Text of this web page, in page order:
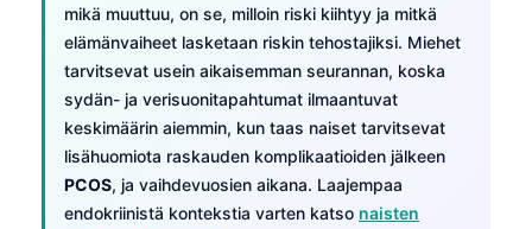
mikä muuttuu, on se, milloin riski kiihtyy ja mitkä
elämänvaiheet lasketaan riskin tehostajiksi. Miehet
tarvitsevat usein aikaisemman seurannan, koska
sydän- ja verisuonitapahtumat ilmaantuvat
keskimäärin aiemmin, kun taas naiset tarvitsevat
lisähuomiota raskauden komplikaatioiden jälkeen
PCOS, ja vaihdevuosien aikana. Laajempaa
endokriinistä kontekstia varten katso naisten
Gàidhlig
Occitan
العربية المغربية
Afrikaans
Монгол
ພາສາລາວ